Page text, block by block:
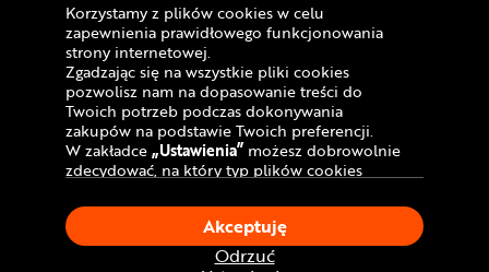
Copyright © 2005 - 2026
Polityka prywatności i zasady korzystania z
serwisu
Informacja o plikach cookies
Mapa witryny
Korzystamy z plików cookies w celu
zapewnienia prawidłowego funkcjonowania
strony internetowej.
Zgadzając się na wszystkie pliki cookies
pozwolisz nam na dopasowanie treści do
Twoich potrzeb podczas dokonywania
zakupów na podstawie Twoich preferencji.
W zakładce„Ustawienia” możesz dobrowolnie
zdecydować, na który typ plików cookies
Klikając„Akceptuję”, wyrażasz zgodę na
stosowanie ciasteczek zgodnie z ustawieniami
Twojej przeglądarki. Odrzuć
Akceptuję